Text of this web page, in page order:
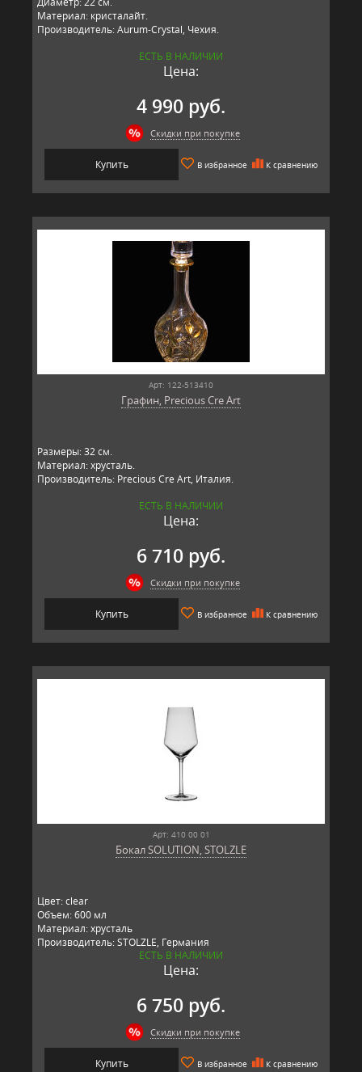
Материал: кристалайт.
Производитель: Aurum-Crystal, Чехия.
ЕСТЬ В НАЛИЧИИ
Цена:
4 990 руб.
Скидки при покупке
Купить В избранное К сравнению
Арт: 122-513410
Графин, Precious Cre Art
Размеры: 32 см.
Материал: хрусталь.
Производитель: Precious Cre Art, Италия.
ЕСТЬ В НАЛИЧИИ
Цена:
6 710 руб.
Скидки при покупке
Купить В избранное К сравнению
Арт: 410 00 01
Бокал SOLUTION, STOLZLE
Цвет: clear
Объем: 600 мл
Материал: хрусталь
Производитель: STOLZLE, Германия
ЕСТЬ В НАЛИЧИИ
Цена:
6 750 руб.
Скидки при покупке
Купить В избранное К сравнению